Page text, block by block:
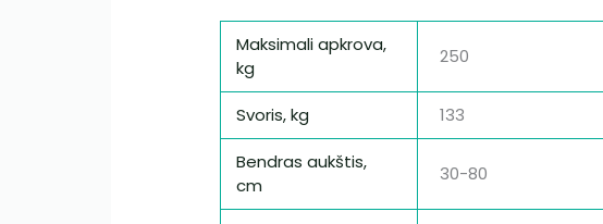
Maksimali apkrova,
kg
250
Svoris, kg 133
Bendras aukštis,
cm
30-80